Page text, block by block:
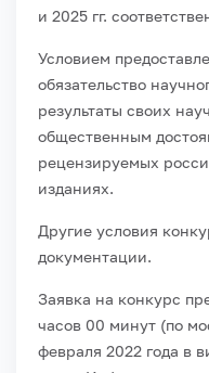
и 2025 гг.
Условием
обязательство
результаты своих
общественным
рецензируемых
изданиях.
Другие условия
документации.
Заявка на конкурс
часов 00 минут (по
февраля 2022 года в